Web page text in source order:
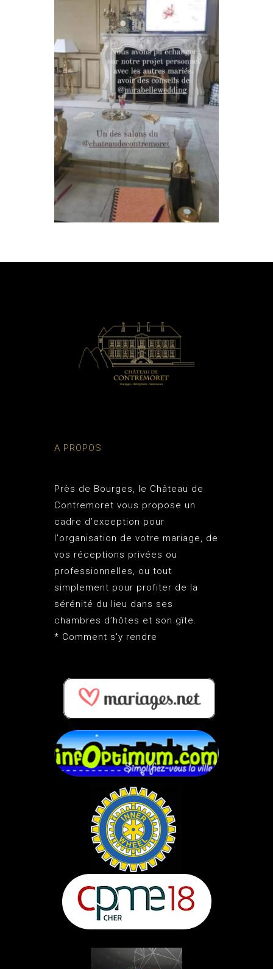
A PROPOS
Près de Bourges, le Château de
Contremoret vous propose un
cadre d’exception pour
l'organisation de votre mariage, de
vos réceptions privées ou
professionnelles, ou tout
simplement pour profiter de la
sérénité du lieu dans ses
chambres d’hôtes et son gîte.
* Comment s'y rendre